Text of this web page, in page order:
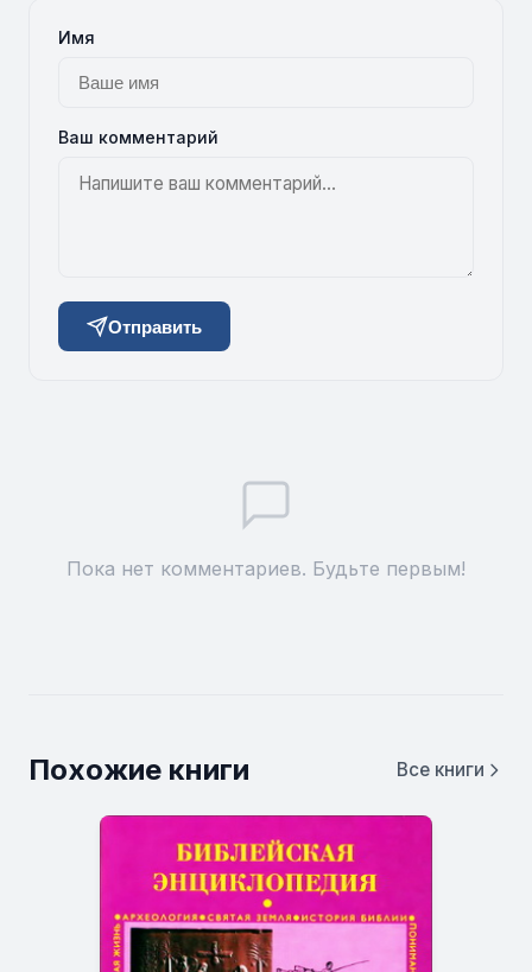
Имя
Ваш комментарий
Отправить
Пока нет комментариев. Будьте первым!
Похожие книги Все книги